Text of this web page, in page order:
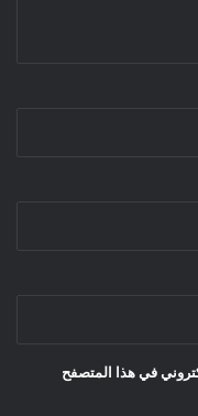
في هذا المتصفح